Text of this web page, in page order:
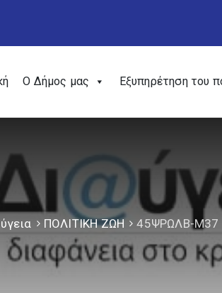
Ο Δήμος μας Εξυπηρέτηση του
ΠΟΛΙΤΙΚΗ ΖΩΗ 45ΨΡΩΛΒ-Μ37